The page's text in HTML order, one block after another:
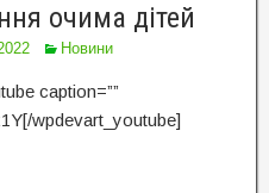
очима дітей
Новини
caption=””
wpdevart_youtube]